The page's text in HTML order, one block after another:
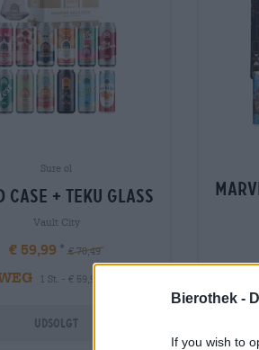
Bierothek -
If you wish to
Sure øl
case + teku glass
Vault City
€ 59,99 € 70,49
1 St. - € 59,99 / St.
Udsolgt